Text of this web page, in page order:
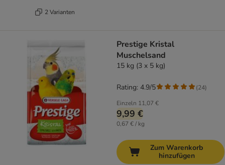
2 Varianten
Prestige Kristal
Muschelsand
15 kg (3 x 5 kg)
Einzeln 11,07 €
9,99 €
0,67 € / kg
Rating: 4.9/5 (24)
Zum Warenkorb
hinzufügen